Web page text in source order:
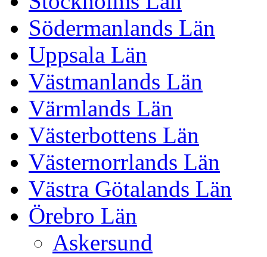
Södermanlands Län
Uppsala Län
Västmanlands Län
Värmlands Län
Västerbottens Län
Västernorrlands Län
Västra Götalands Län
Örebro Län
Askersund